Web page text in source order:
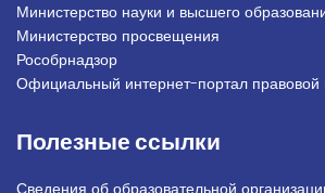
Министерство науки и высшего
Министерство просвещения
Рособрнадзор
Официальный интернет-портал
Полезные ссылки